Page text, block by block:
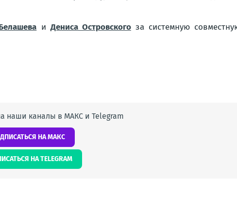
иДениса Островскогоза системную
наши каналы в МАКС и Telegram
НА МАКС
НА TELEGRAM